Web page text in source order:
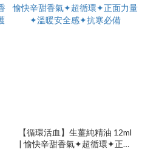
【循環活血】生薑純精油 12ml
| 愉快辛甜香氣✦超循環✦正面